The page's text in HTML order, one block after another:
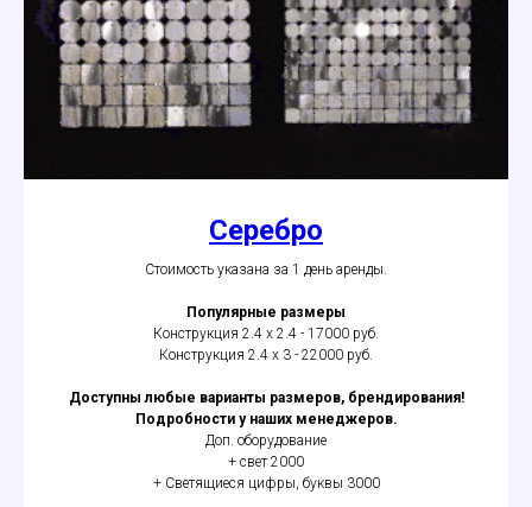
Серебро
Стоимость указана за 1 день аренды.
Популярные размеры
Конструкция 2.4 х 2.4 - 17000 руб.
Конструкция 2.4 х 3 - 22000 руб.
Доступны любые варианты размеров, брендирования!
Подробности у наших менеджеров.
Доп. оборудование
+ свет 2000
+ Светящиеся цифры, буквы 3000